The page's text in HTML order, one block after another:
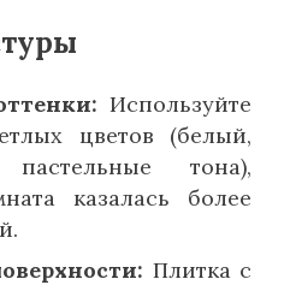
Используйте
цветов (белый,
тона),
казалась более
Плитка с